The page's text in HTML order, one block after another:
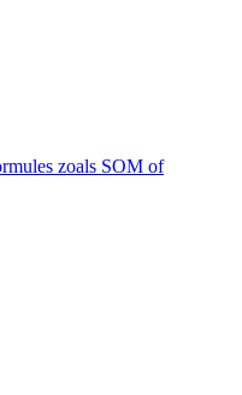
zoals SOM of